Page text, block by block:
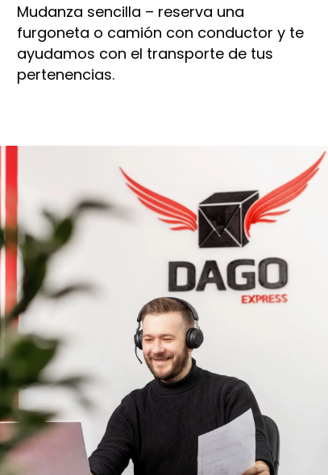
Mudanza sencilla – reserva una
furgoneta o camión con conductor y te
ayudamos con el transporte de tus
pertenencias.